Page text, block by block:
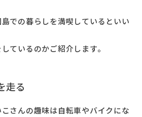
での暮らしを満喫しているといい
ているのかご紹介します。
走る
さんの趣味は自転車やバイクにな